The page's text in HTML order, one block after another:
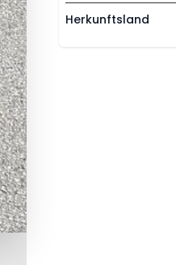
Herkunftsland